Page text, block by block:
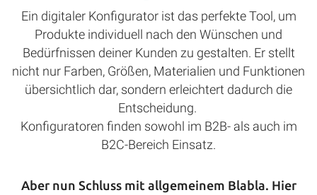
Ein digitaler Konfigurator ist das perfekte Tool, um
Produkte individuell nach den Wünschen und
Bedürfnissen deiner Kunden zu gestalten. Er stellt
nicht nur Farben, Größen, Materialien und Funktionen
übersichtlich dar, sondern erleichtert dadurch die
Entscheidung.
Konfiguratoren finden sowohl im B2B- als auch im
B2C-Bereich Einsatz.
Aber nun Schluss mit allgemeinem Blabla. Hier